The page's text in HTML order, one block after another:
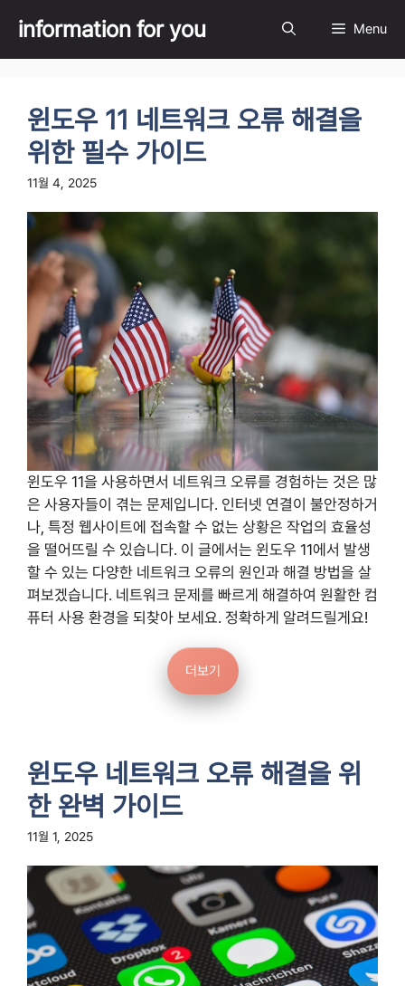
content
information for you Menu
윈도우 11 네트워크 오류 해결을
위한 필수 가이드
11월 4, 2025
윈도우 11을 사용하면서 네트워크 오류를 경험하는 것은 많
은 사용자들이 겪는 문제입니다. 인터넷 연결이 불안정하거
나, 특정 웹사이트에 접속할 수 없는 상황은 작업의 효율성
을 떨어뜨릴 수 있습니다. 이 글에서는 윈도우 11에서 발생
할 수 있는 다양한 네트워크 오류의 원인과 해결 방법을 살
펴보겠습니다. 네트워크 문제를 빠르게 해결하여 원활한 컴
퓨터 사용 환경을 되찾아 보세요. 정확하게 알려드릴게요!
더보기
윈도우 네트워크 오류 해결을 위
한 완벽 가이드
11월 1, 2025